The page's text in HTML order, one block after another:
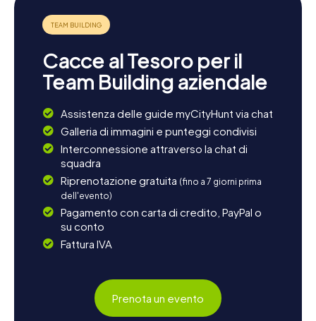
Cacce al Tesoro per il
Team Building aziendale
Assistenza delle guide myCityHunt via chat
Galleria di immagini e punteggi condivisi
Interconnessione attraverso la chat di
squadra
Riprenotazione gratuita (fino a 7 giorni prima
dell'evento)
Pagamento con carta di credito, PayPal o
su conto
Fattura IVA
Prenota un evento